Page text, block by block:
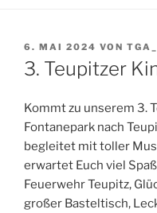
VERÖFFENTLICHT
AM
6. MAI 2024 VON
3. Teupitzer
Kommt zu unserem 3.
Fontanepark nach
begleitet mit toller
erwartet Euch viel
Feuerwehr Teupitz,
großer Basteltisch,